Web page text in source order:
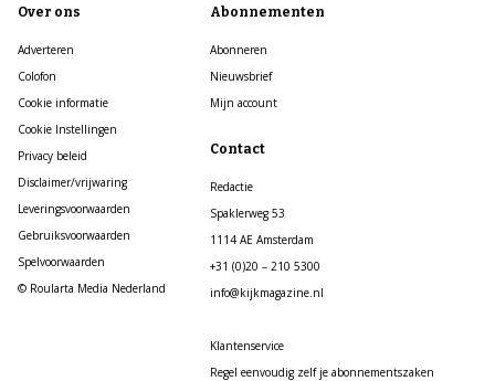
Over ons
Adverteren
Colofon
Cookie informatie
Cookie Instellingen
Privacy beleid
Disclaimer/vrijwaring
Leveringsvoorwaarden
Gebruiksvoorwaarden
Spelvoorwaarden
© Roularta Media Nederland
Abonnementen
Abonneren
Nieuwsbrief
Mijn account
Contact
Redactie
Spaklerweg 53
1114 AE Amsterdam
+31 (0)20 – 210 5300
info@kijkmagazine.nl
Klantenservice
Regel eenvoudig zelf je abonnementszaken